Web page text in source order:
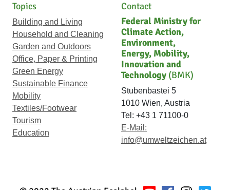
Topics
Building and Living
Household and Cleaning
Garden and Outdoors
Office, Paper & Printing
Green Energy
Sustainable Finance
Mobility
Textiles/Footwear
Tourism
Education
Contact
Federal Ministry for
Climate Action,
Environment,
Energy, Mobility,
Innovation and
Technology (BMK)
Stubenbastei 5
1010 Wien, Austria
Tel: +43 1 71100-0
E-Mail:
info@umweltzeichen.at